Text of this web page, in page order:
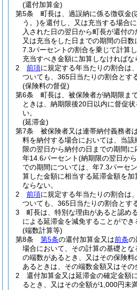
(還付加算金)
第5条
町長は、過誤納に係る徴収金(
う。)を還付し、又は充当する場合
入された日の翌日から町長が還付
又は充当をした日までの期間の日
7.3パーセントの割合を乗じて計算
充当すべき金額に加算しなければな
2
前項に規定する年当たりの割合は
ついても、365日当たりの割合とする
(保険料の督促)
第6条
町長は、被保険者が納期限ま
ときは、納期限後20日以内に督促
い。
(延滞金)
第7条
被保険者又は連帯納付義務者
料を納付する場合においては、当
限の翌日から納付の日までの期間に
年14.6パーセント(納期限の翌日か
での期間については、年7.3パーセ
算した金額に相当する延滞金額を
ならない。
2
前項に規定する年当たりの割合は
ついても、365日当たりの割合とする
3
町長は、特別な理由があると認め
による延滞金を減免することができ
(端数計算等)
第8条
第5条の還付加算金又は前条の
場合において、その計算の基礎と
の端数があるとき、又はその保険
あるときは、その端数金額又はその
2
還付加算金又は延滞金の確定金額
るとき、又はその全額が1,000円未